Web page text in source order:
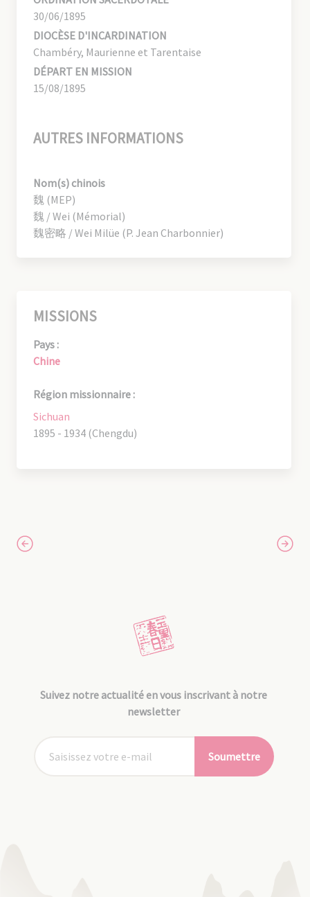
30/06/1895
DIOCÈSE D'INCARDINATION
Chambéry, Maurienne et Tarentaise
DÉPART EN MISSION
15/08/1895
AUTRES INFORMATIONS
Nom(s) chinois
魏 (MEP)
魏 / Wei (Mémorial)
魏密略 / Wei Milüe (P. Jean Charbonnier)
MISSIONS
Pays :
Chine
Région missionnaire :
Sichuan
1895 - 1934 (Chengdu)
Suivez notre actualité en vous inscrivant à notre
newsletter
Soumettre